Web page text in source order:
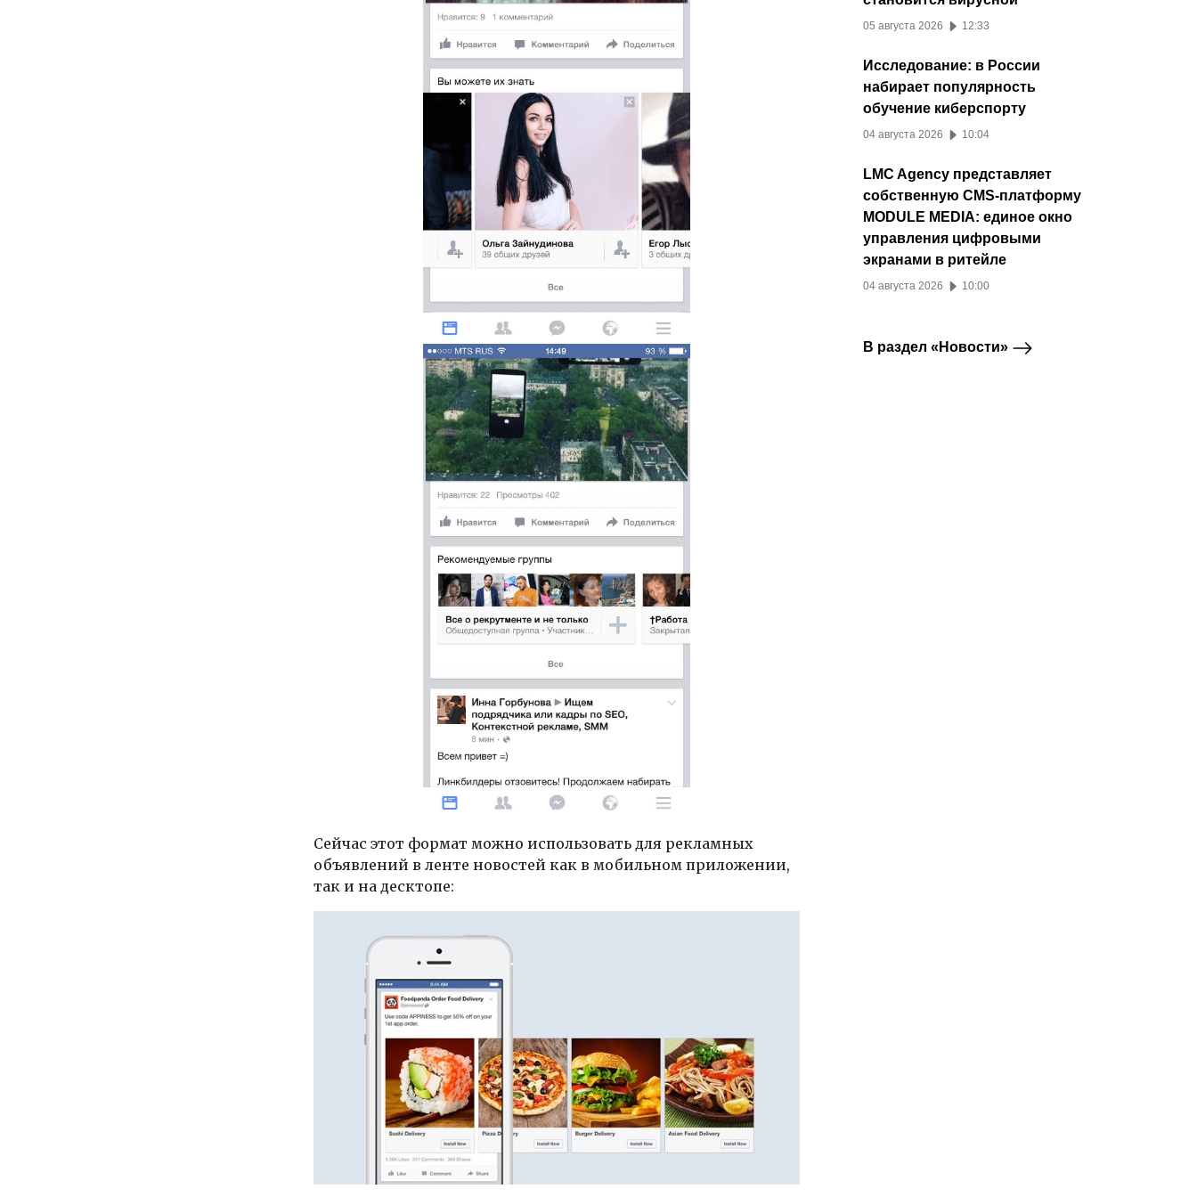
Сейчас этот формат можно использовать для рекламных
объявлений в ленте новостей как в мобильном приложении,
так и на десктопе:
05 августа 2026 12:33
Исследование: в России
набирает популярность
обучение киберспорту
04 августа 2026 10:04
LMC Agency представляет
собственную CMS-платформу
MODULE MEDIA: единое окно
управления цифровыми
экранами в ритейле
04 августа 2026 10:00
В раздел «Новости»